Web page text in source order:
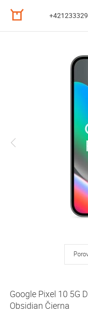
Google Pixel 10 5G
Obsidian Čierna